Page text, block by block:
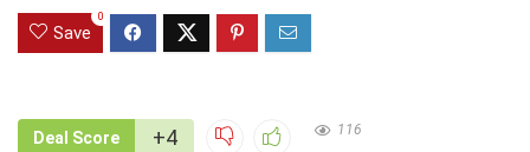
Save
0
Deal Score +4 116